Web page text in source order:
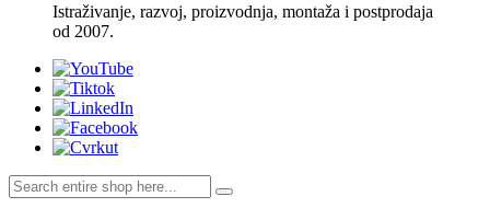
Istraživanje, razvoj, proizvodnja, montaža i postprodaja
od 2007.